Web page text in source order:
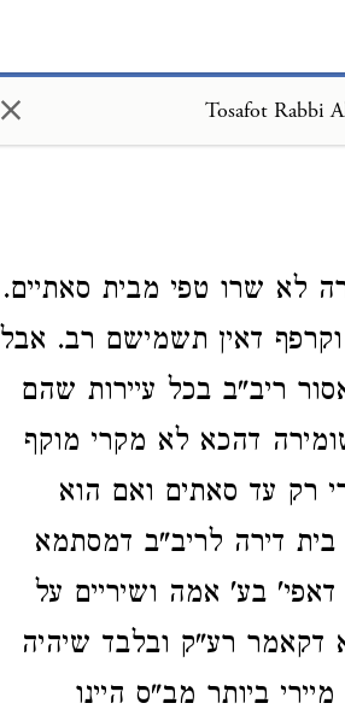
× Tosafot Rabbi
לא שרו טפי מבית סאתיים.
וקרפף דאין תשמישם רב. אבל
ריב"ב בכל עיירות שהם
דהכא לא מקרי מוקף
רק עד סאתים ואם הוא
דירה לריב"ב דמסתמא
דאפי' בע' אמה ושיריים על
דקאמר רע"ק ובלבד שיהיה
ביותר מב"ס היינו